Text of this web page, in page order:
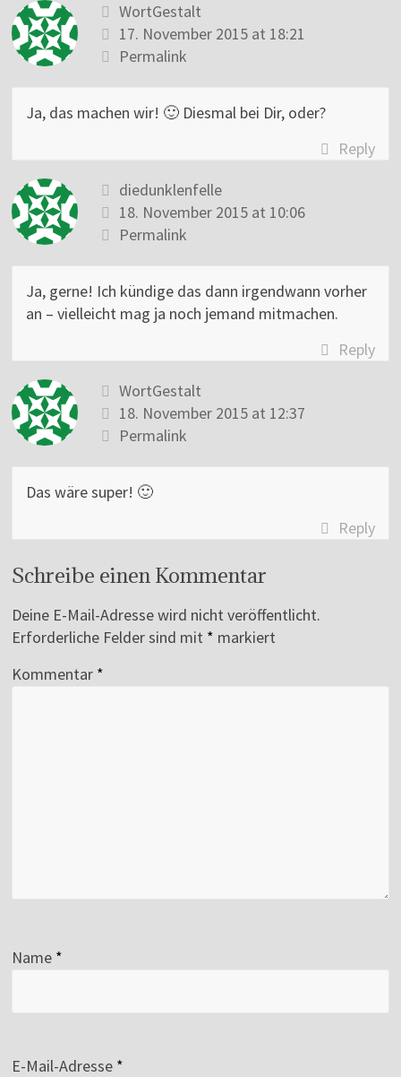
WortGestalt
17. November 2015 at 18:21
Permalink
Ja, das machen wir! 🙂 Diesmal bei Dir, oder?
Reply
diedunklenfelle
18. November 2015 at 10:06
Permalink
Ja, gerne! Ich kündige das dann irgendwann vorher
an – vielleicht mag ja noch jemand mitmachen.
Reply
WortGestalt
18. November 2015 at 12:37
Permalink
Das wäre super! 🙂
Reply
Schreibe einen Kommentar
Deine E-Mail-Adresse wird nicht veröffentlicht.
Erforderliche Felder sind mit * markiert
Kommentar *
Name *
E-Mail-Adresse *